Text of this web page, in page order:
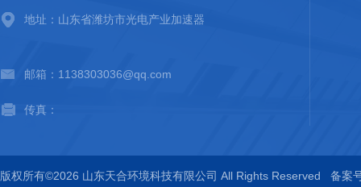
地址：山东省潍坊市光电产业加速器
邮箱：1138303036@qq.com
传真：
版权所有©2026 山东天合环境科技有限公司 All Rights Reserved 备案